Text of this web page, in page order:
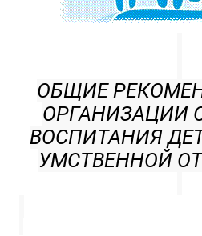
ОБЩИЕ
ОРГАНИЗАЦИИ
ВОСПИТАНИЯ
УМСТВЕННОЙ